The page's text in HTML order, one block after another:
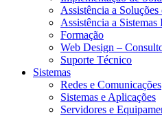
Assistência a Soluções
Assistência a
Formação
Web Design –
Suporte Técnico
Sistemas
Redes e Comunicações
Sistemas e Aplicações
Servidores e